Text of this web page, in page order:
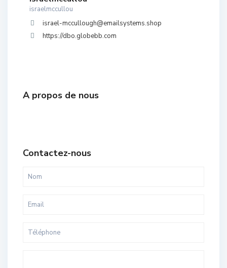
israelmccullou
israel-mccullough@emailsystems.shop
https://dbo.globebb.com
A propos de nous
Contactez-nous